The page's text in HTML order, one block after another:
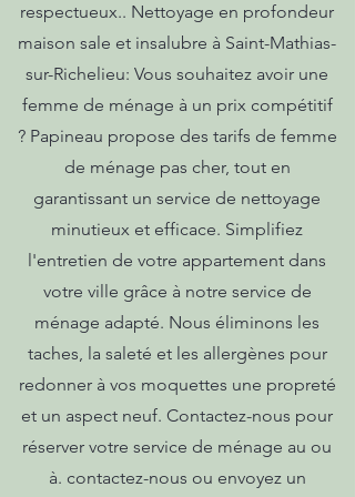
respectueux.. Nettoyage en profondeur
maison sale et insalubre à Saint-Mathias-
sur-Richelieu: Vous souhaitez avoir une
femme de ménage à un prix compétitif
? Papineau propose des tarifs de femme
de ménage pas cher, tout en
garantissant un service de nettoyage
minutieux et efficace. Simplifiez
l'entretien de votre appartement dans
votre ville grâce à notre service de
ménage adapté. Nous éliminons les
taches, la saleté et les allergènes pour
redonner à vos moquettes une propreté
et un aspect neuf. Contactez-nous pour
réserver votre service de ménage au ou
à. contactez-nous ou envoyez un